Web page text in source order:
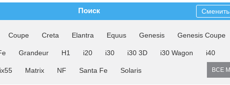
Поиск
Coupe Creta Elantra Equus Genesis Genesis Coupe
Grandeur H1 i20 i30 i30 3D i30 Wagon i40
ix55 Matrix NF Santa Fe Solaris ВСЕ